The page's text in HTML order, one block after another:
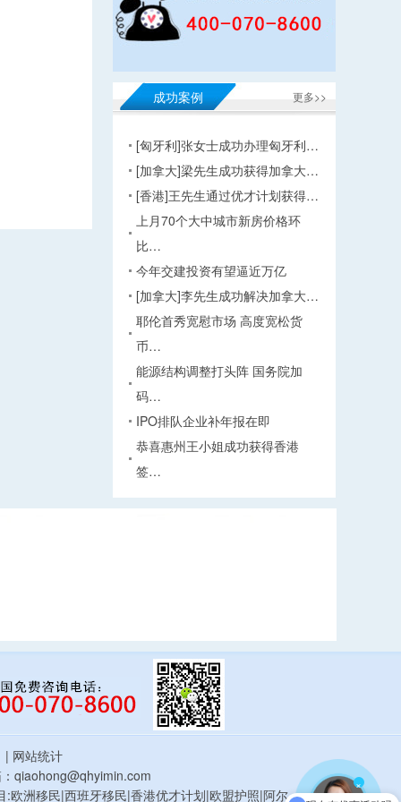
更多>>
成功案例
[匈牙利]张女士成功办理匈牙利…
[加拿大]梁先生成功获得加拿大…
[香港]王先生通过优才计划获得…
上月70个大中城市新房价格环
比…
今年交建投资有望逼近万亿
[加拿大]李先生成功解决加拿大…
耶伦首秀宽慰市场 高度宽松货
币…
能源结构调整打头阵 国务院加
码…
IPO排队企业补年报在即
恭喜惠州王小姐成功获得香港
签…
| 网站统计
qiaohong@qhyimin.com
欧洲移民|西班牙移民|香港优才计划|欧盟护照|阿尔
×